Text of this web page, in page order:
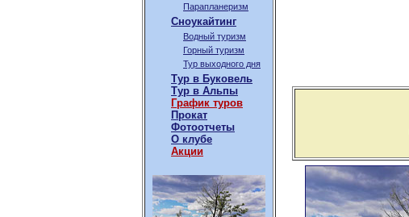
Парапланеризм
Сноукайтинг
Водный туризм
Горный туризм
Тур выходного дня
Тур в Буковель
Тур в Альпы
График туров
Прокат
Фотоотчеты
О клубе
Акции